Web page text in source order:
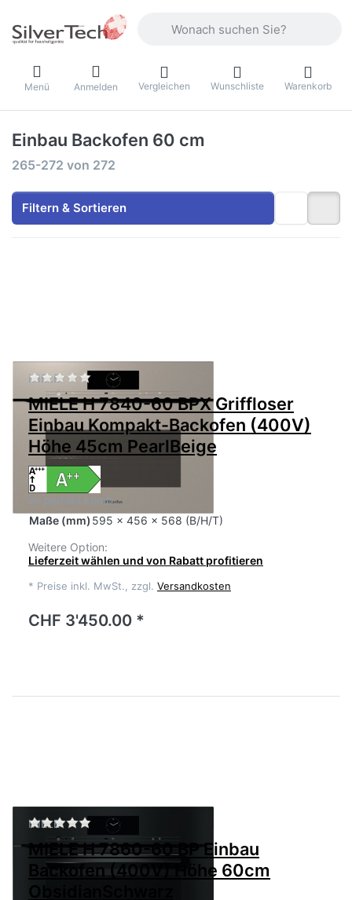
Menü Anmelden Vergleichen Wunschliste Warenkorb
Einbau Backofen 60 cm
Suchergebnisse:
265-272 von 272
Filtern & Sortieren
MIELE Zu diesem Produkt liegen noch keine
MIELE H 7840-60 BPX Griffloser
Einbau Kompakt-Backofen (400V)
Höhe 45cm PearlBeige
im perfekt komb…
Maße (mm) 595 x 456 x 568 (B/H/T)
Weitere Option:
Lieferzeit wählen und von Rabatt profitieren
* Preise inkl. MwSt., zzgl. Versandkosten
CHF 3'450.00 *
MIELE Zu diesem Produkt liegen noch keine
MIELE H 7860-60 BP Einbau
Backofen (400V) Höhe 60cm
ObsidianSchwarz